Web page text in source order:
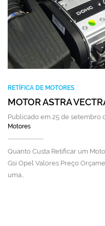
RETÍFICA DE MOTORES
MOTOR ASTRA
Publicado em 25 de setembro
Motores
Quanto Custa Retificar um
Gsi Opel Valores Preço
uma…